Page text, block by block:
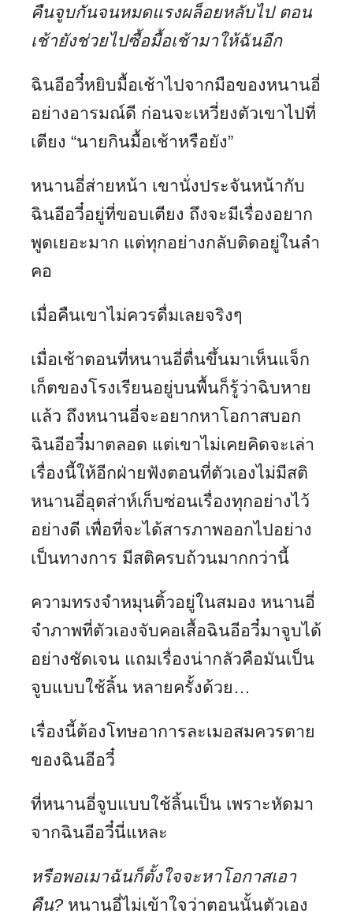
คืนจูบกันจนหมดแรงผล็อยหลับไป ตอน
เช้ายังช่วยไปซื้อมื้อเช้ามาให้ฉันอีก
ฉินอีอวี๋หยิบมื้อเช้าไปจากมือของหนานอี่
อย่างอารมณ์ดี ก่อนจะเหวี่ยงตัวเขาไปที่
เตียง “นายกินมื้อเช้าหรือยัง”
หนานอี่ส่ายหน้า เขานั่งประจันหน้ากับ
ฉินอีอวี๋อยู่ที่ขอบเตียง ถึงจะมีเรื่องอยาก
พูดเยอะมาก แต่ทุกอย่างกลับติดอยู่ในลำ
คอ
เมื่อคืนเขาไม่ควรดื่มเลยจริงๆ
เมื่อเช้าตอนที่หนานอี่ตื่นขึ้นมาเห็นแจ็ก
เก็ตของโรงเรียนอยู่บนพื้นก็รู้ว่าฉิบหาย
แล้ว ถึงหนานอี่จะอยากหาโอกาสบอก
ฉินอีอวี๋มาตลอด แต่เขาไม่เคยคิดจะเล่า
เรื่องนี้ให้อีกฝ่ายฟังตอนที่ตัวเองไม่มีสติ
หนานอี่อุตส่าห์เก็บซ่อนเรื่องทุกอย่างไว้
อย่างดี เพื่อที่จะได้สารภาพออกไปอย่าง
เป็นทางการ มีสติครบถ้วนมากกว่านี้
ความทรงจำหมุนติ้วอยู่ในสมอง หนานอี่
จำภาพที่ตัวเองจับคอเสื้อฉินอีอวี๋มาจูบได้
อย่างชัดเจน แถมเรื่องน่ากลัวคือมันเป็น
จูบแบบใช้ลิ้น หลายครั้งด้วย…
เรื่องนี้ต้องโทษอาการละเมอสมควรตาย
ของฉินอีอวี๋
ที่หนานอี่จูบแบบใช้ลิ้นเป็น เพราะหัดมา
จากฉินอีอวี๋นี่แหละ
หรือพอเมาฉันก็ตั้งใจจะหาโอกาสเอา
คืน?หนานอี่ไม่เข้าใจว่าตอนนั้นตัวเอง